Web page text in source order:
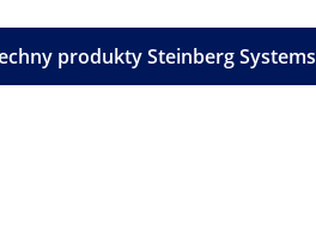
produkty Steinberg Systems